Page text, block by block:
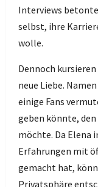
Interviews betonte
selbst, ihre
wolle.
Dennoch
neue Liebe.
einige Fans
geben könnte,
möchte. Da Elena
Erfahrungen mit
gemacht hat,
Privatsphäre